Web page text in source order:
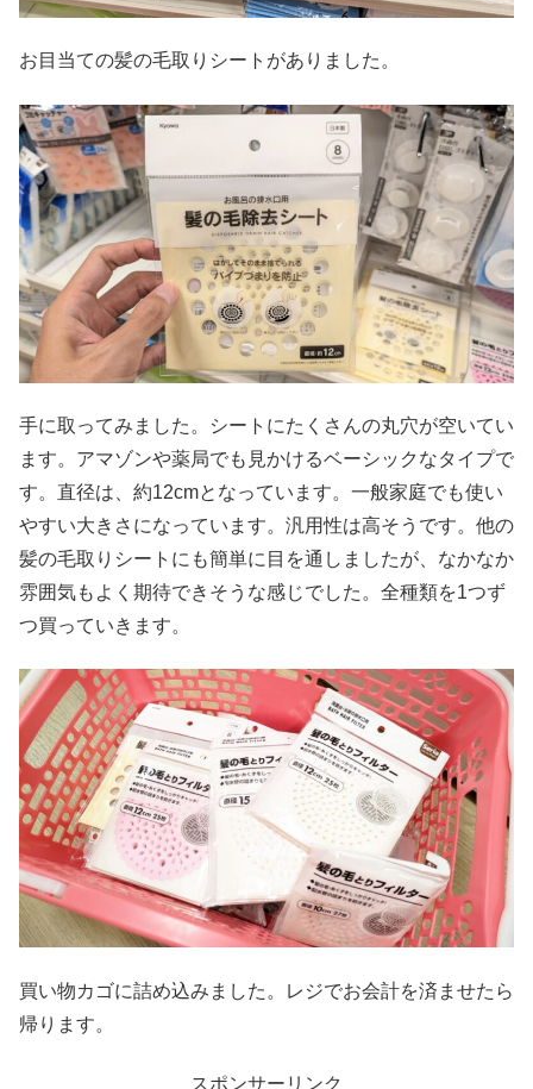
お目当ての髪の毛取りシートがありました。
手に取ってみました。シートにたくさんの丸穴が空いてい
ます。アマゾンや薬局でも見かけるベーシックなタイプで
す。直径は、約12cmとなっています。一般家庭でも使い
やすい大きさになっています。汎用性は高そうです。他の
髪の毛取りシートにも簡単に目を通しましたが、なかなか
雰囲気もよく期待できそうな感じでした。全種類を1つず
つ買っていきます。
買い物カゴに詰め込みました。レジでお会計を済ませたら
帰ります。
スポンサーリンク